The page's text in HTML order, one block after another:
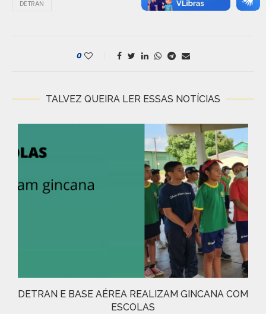
DETRAN
0
TALVEZ QUEIRA LER ESSAS NOTÍCIAS
DETRAN E BASE AÉREA REALIZAM GINCANA COM
ESCOLAS